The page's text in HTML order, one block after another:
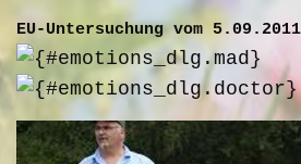
EU-Untersuchung vom